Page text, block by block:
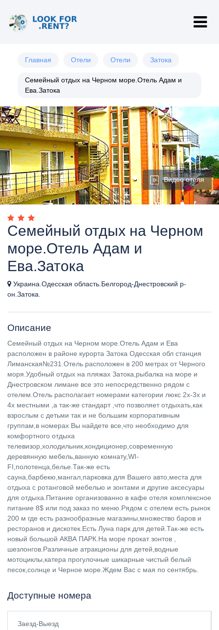
Главная Отели Отели Затока
Cемейный отдых на Черном море.Отель Адам и
Ева.Затока
Видео отеля
Cемейный отдых на Черном
море.Отель Адам и
Ева.Затока
Украина.Одесская область.Белгород-Днестровский р-
он.Затока.
Описание
Семейный отдых на Черном море.Отель Адам и Ева
расположен в районе курорта Затока Одесская обл станция
Лиманская№231.Отель расположен в 200 метрах от Черного
моря.Удобный отдых на пляжах Затока,рыбалка на море и
Днестровском лимане все это непосредственно рядом с
отелем.Отель располагает номерами категории люкс 2х-3х и
4х местными ,а так-же стандарт ,что позволяет отдыхать,как
взрослым с детьми так и не большим корпоративным
группам,в номерах Вы найдете все,что необходимо для
комфортного отдыха
телевизор,холодильник,кондиционер,современную
деревянную мебель,ванную комнату,WI-
FI,полотенца,белье.Так-же есть
сауна,барбекю,мангал,парковка для Вашего авто,места для
отдыха с ротанговой мебелью и зонтами и другие аксесуары
для отдыха.Питание организованно в кафе отеля комплексное
питание 8$ или под заказ по меню.Рядом с отелем есть рынок
200 м где есть разнообразные магазины,множество баров и
ресторанов и дискотек.Есть Луна парк для детей.Так-же есть
новый большой АКВА ПАРК.На море прокат зонтов ,
шезлонгов.Различные атракционы для детей,водные
мотоциклы,катера прогулочные шикарные чистый белый
песок,солнце и Черное море.Ждем Вас с мая по сентябрь.
Доступные номера
Заезд-Выезд